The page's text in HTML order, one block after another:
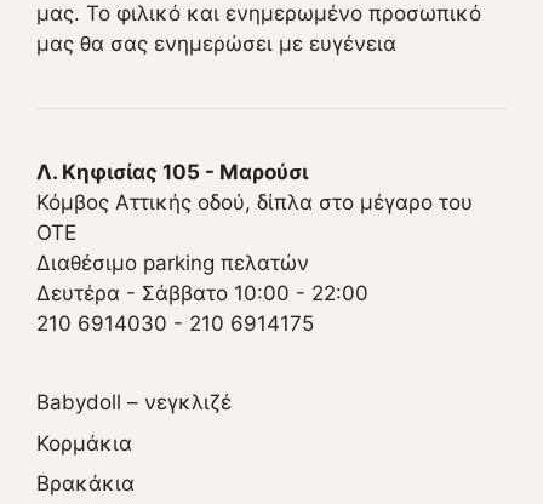
μας. Το φιλικό και ενημερωμένο προσωπικό
μας θα σας ενημερώσει με ευγένεια
Λ. Κηφισίας 105 - Μαρούσι
Κόμβος Αττικής οδού, δίπλα στο μέγαρο του
ΟΤΕ
Διαθέσιμο parking πελατών
Δευτέρα - Σάββατο 10:00 - 22:00
210 6914030 - 210 6914175
Babydoll – νεγκλιζέ
Κορμάκια
Βρακάκια